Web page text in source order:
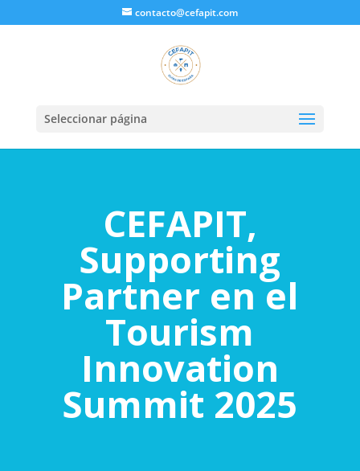
contacto@cefapit.com
Seleccionar página
CEFAPIT,
Supporting
Partner en el
Tourism
Innovation
Summit 2025